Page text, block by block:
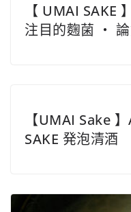
【 UMAI SAKE
注目的麴菌 ‧ 論
【UMAI Sake
SAKE 発泡清酒